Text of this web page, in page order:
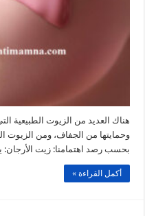
هناك العديد من الزيوت الطبيعية
وحمايتها من الجفاف، ومن الزيوت
بحسب رصد اهتمامنا: زيت الأرجان:
أكمل القراءة »